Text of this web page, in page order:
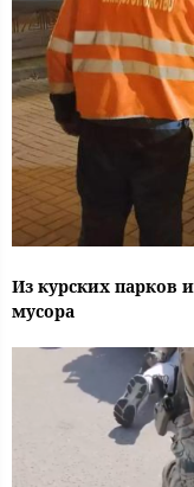
Из курских парков
мусора